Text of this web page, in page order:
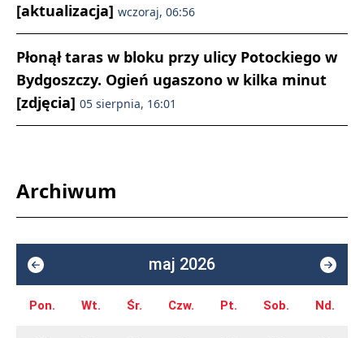
[aktualizacja] wczoraj, 06:56
Płonął taras w bloku przy ulicy Potockiego w
Bydgoszczy. Ogień ugaszono w kilka minut
[zdjęcia] 05 sierpnia, 16:01
Archiwum
maj 2026
Pon. Wt. Śr. Czw. Pt. Sob. Nd.